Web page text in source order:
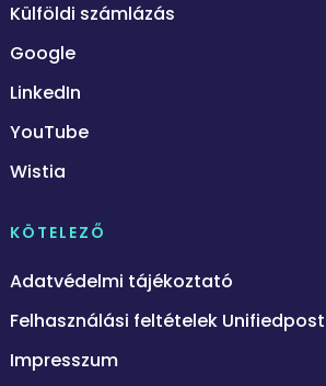
Külföldi számlázás
Google
LinkedIn
YouTube
Wistia
KÖTELEZŐ
Adatvédelmi tájékoztató
Felhasználási feltételek
Impresszum